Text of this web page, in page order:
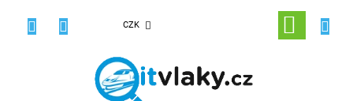
CZK
NÁKUPNÍ
KOŠÍK